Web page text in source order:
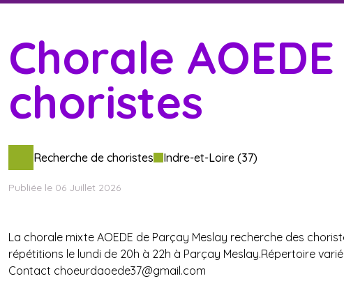
LE CEPRAVOIX
CHANTER
SE FORMER ET S'INFORMER
ÊTRE ACCOMPAGNÉ·E : DISPOSITIFS ET
SUIVRE L'ACTUALITÉ DE LA VOIX
Chorale
choristes
Recherche de choristes Indre-et-Loire (37)
Publiée le 06 Juillet 2026
La chorale mixte AOEDE de Parçay Meslay recherche des
répétitions le lundi de 20h à 22h à Parçay Meslay.Répertoire
Contact choeurdaoede37@gmail.com